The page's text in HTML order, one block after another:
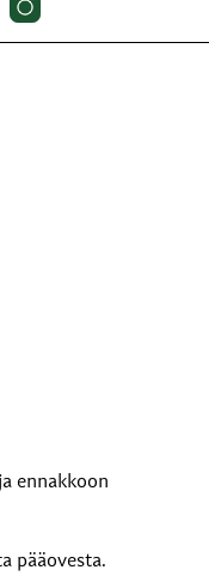
ennakkoon
pääovesta.